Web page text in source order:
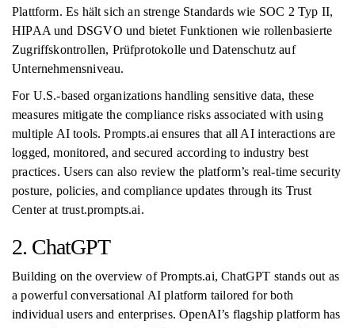
Plattform. Es hält sich an strenge Standards wie SOC 2 Typ II,
HIPAA und DSGVO und bietet Funktionen wie rollenbasierte
Zugriffskontrollen, Prüfprotokolle und Datenschutz auf
Unternehmensniveau.
For U.S.-based organizations handling sensitive data, these
measures mitigate the compliance risks associated with using
multiple AI tools. Prompts.ai ensures that all AI interactions are
logged, monitored, and secured according to industry best
practices. Users can also review the platform’s real-time security
posture, policies, and compliance updates through its Trust
Center at trust.prompts.ai.
2. ChatGPT
Building on the overview of Prompts.ai, ChatGPT stands out as
a powerful conversational AI platform tailored for both
individual users and enterprises. OpenAI’s flagship platform has